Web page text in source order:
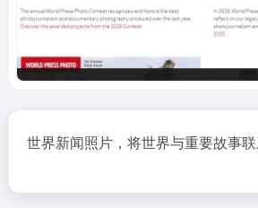
世界新闻照片，将世界与重要故事